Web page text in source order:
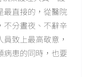
最直接的，從醫院
不分晝夜、不辭辛
致上最高敬意，
病患的同時，也要